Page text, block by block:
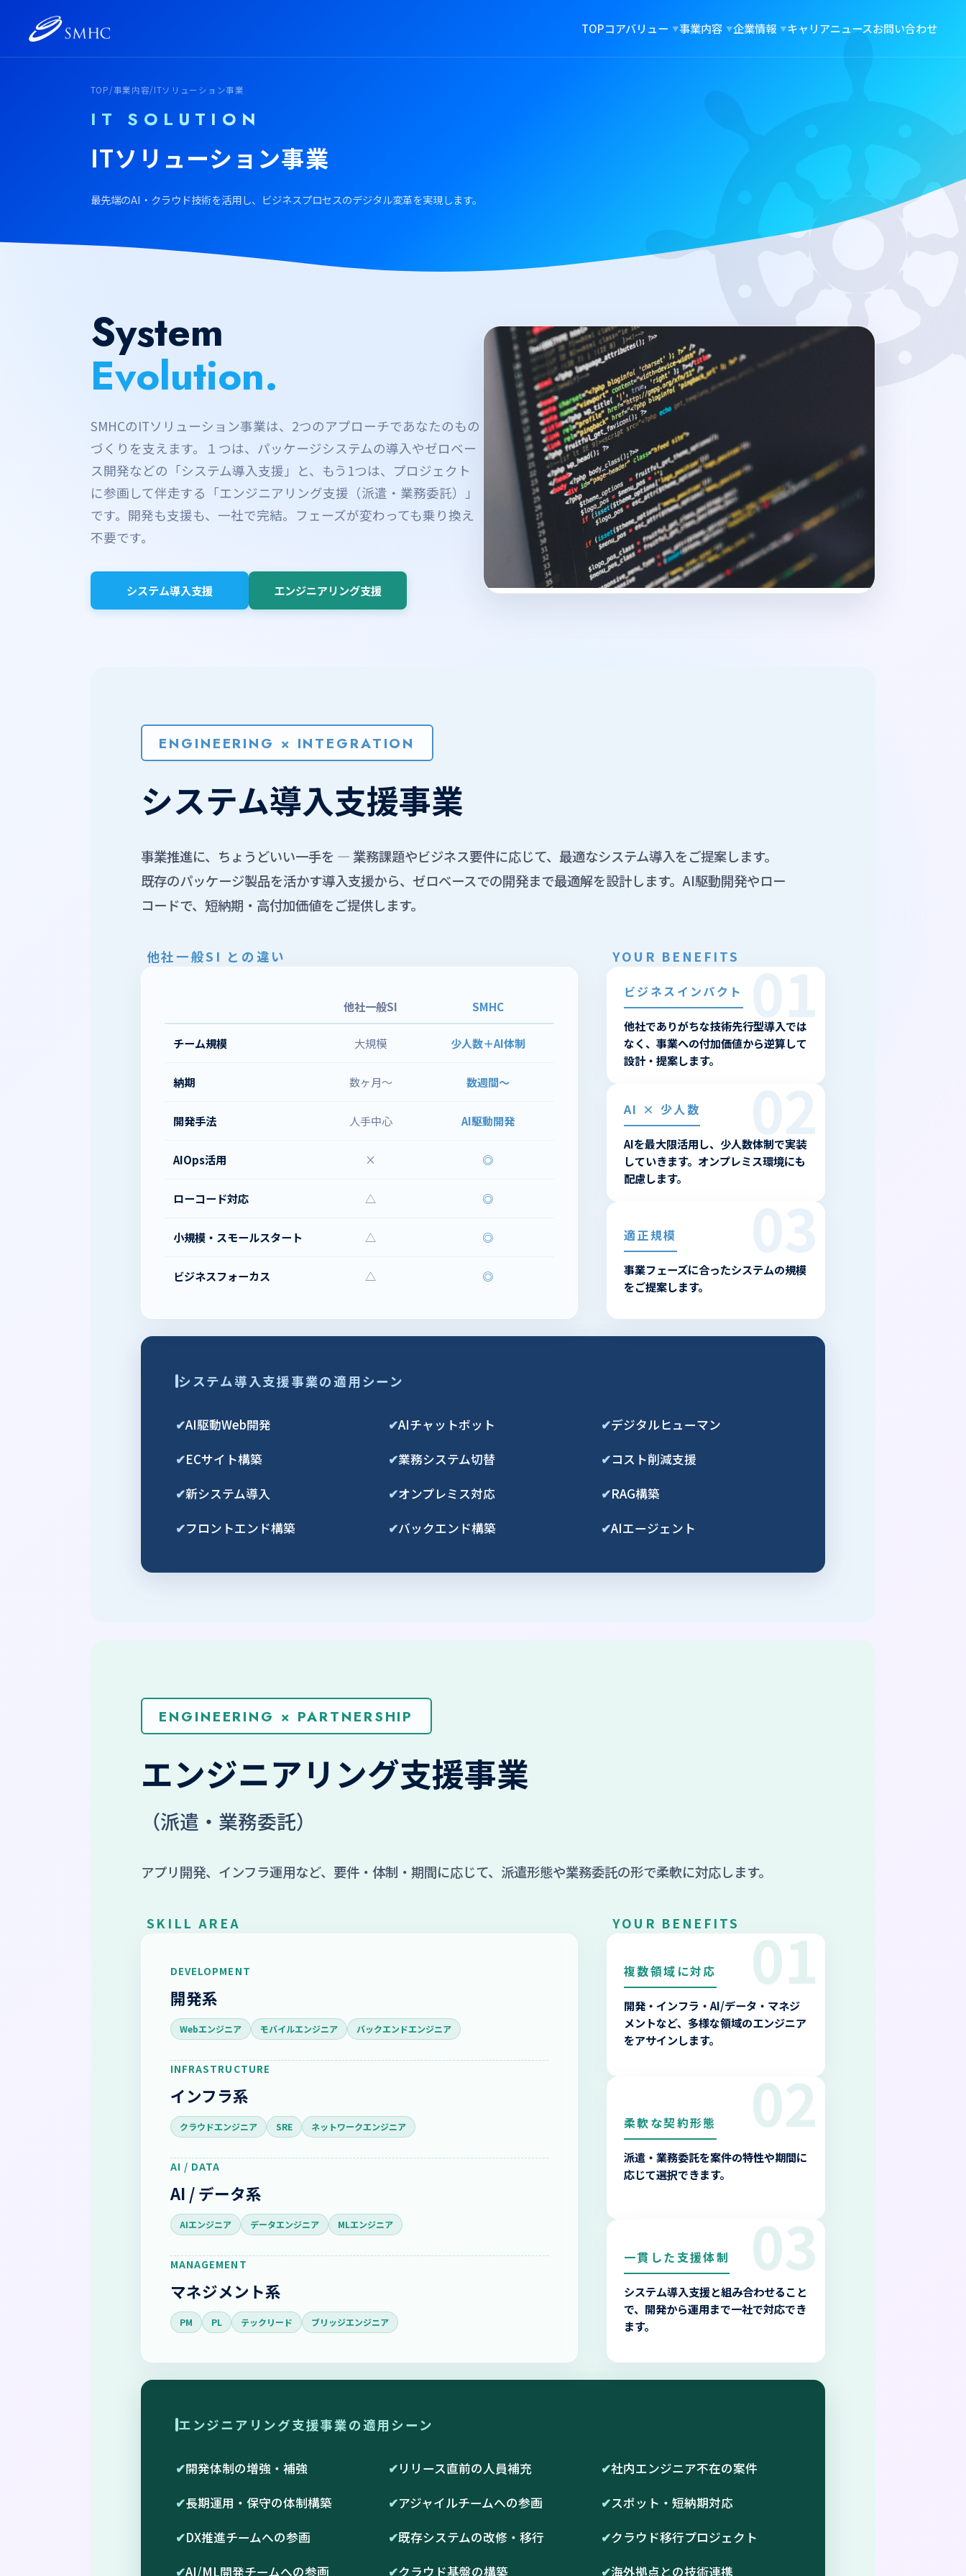
TOPコアバリュー 事業内容 企業情報 キャリアニュースお問い合わせ
TOP/事業内容/ITソリューション事業
IT SOLUTION
ITソリューション事業
最先端のAI・クラウド技術を活用し、ビジネスプロセスのデジタル変革を実現します。
System
Evolution.
SMHCのITソリューション事業は、2つのアプローチであなたのもの
づくりを支えます。１つは、パッケージシステムの導入やゼロベー
ス開発などの「システム導入支援」と、もう1つは、プロジェクト
に参画して伴走する「エンジニアリング支援（派遣・業務委託）」
です。開発も支援も、一社で完結。フェーズが変わっても乗り換え
不要です。
システム導入支援 エンジニアリング支援
ENGINEERING × INTEGRATION
システム導入支援事業
事業推進に、ちょうどいい一手を ― 業務課題やビジネス要件に応じて、最適なシステム導入をご提案します。
既存のパッケージ製品を活かす導入支援から、ゼロベースでの開発まで最適解を設計します。AI駆動開発やロー
コードで、短納期・高付加価値をご提供します。
他社一般SI との違い
他社一般SI SMHC
チーム規模 大規模 少人数＋AI体制
納期 数ヶ月〜 数週間〜
開発手法 人手中心 AI駆動開発
AIOps活用 × ◎
ローコード対応 △ ◎
小規模・スモールスタート △ ◎
ビジネスフォーカス △ ◎
YOUR BENEFITS
ビジネスインパクト
他社でありがちな技術先行型導入では
なく、事業への付加価値から逆算して
設計・提案します。
02
AI × 少人数
AIを最大限活用し、少人数体制で実装
していきます。オンプレミス環境にも
配慮します。
03
適正規模
事業フェーズに合ったシステムの規模
をご提案します。
システム導入支援事業の適用シーン
✔AI駆動Web開発 ✔AIチャットボット ✔デジタルヒューマン
✔ECサイト構築 ✔業務システム切替 ✔コスト削減支援
✔新システム導入 ✔オンプレミス対応 ✔RAG構築
✔フロントエンド構築 ✔バックエンド構築 ✔AIエージェント
ENGINEERING × PARTNERSHIP
エンジニアリング支援事業
（派遣・業務委託）
アプリ開発、インフラ運用など、要件・体制・期間に応じて、派遣形態や業務委託の形で柔軟に対応します。
SKILL AREA
DEVELOPMENT
開発系
Webエンジニア モバイルエンジニア バックエンドエンジニア
INFRASTRUCTURE
インフラ系
クラウドエンジニア SRE ネットワークエンジニア
AI / DATA
AI / データ系
AIエンジニア データエンジニア MLエンジニア
MANAGEMENT
マネジメント系
PM PL テックリード ブリッジエンジニア
YOUR BENEFITS 01
複数領域に対応
開発・インフラ・AI/データ・マネジ
メントなど、多様な領域のエンジニア
をアサインします。
02
柔軟な契約形態
派遣・業務委託を案件の特性や期間に
応じて選択できます。
03
一貫した支援体制
システム導入支援と組み合わせること
で、開発から運用まで一社で対応でき
ます。
エンジニアリング支援事業の適用シーン
✔開発体制の増強・補強 ✔リリース直前の人員補充 ✔社内エンジニア不在の案件
✔長期運用・保守の体制構築 ✔アジャイルチームへの参画 ✔スポット・短納期対応
✔DX推進チームへの参画 ✔既存システムの改修・移行 ✔クラウド移行プロジェクト
✔AI/ML開発チームへの参画 ✔クラウド基盤の構築 ✔海外拠点との技術連携